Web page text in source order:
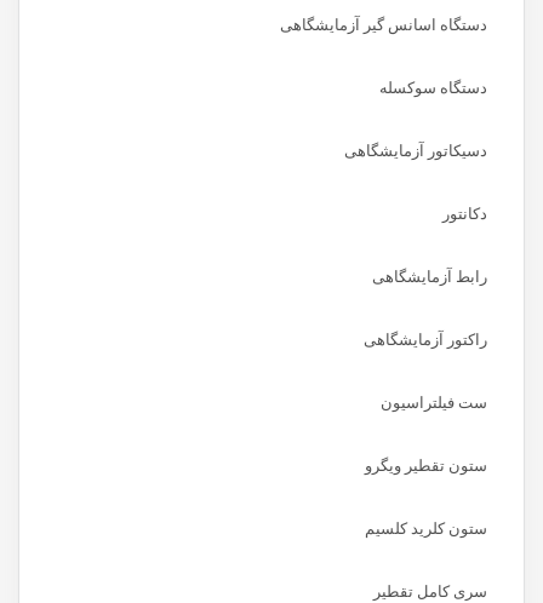
دستگاه اسانس گیر آزمایشگاهی
دستگاه سوکسله
دسیکاتور آزمایشگاهی
دکانتور
رابط آزمایشگاهی
راکتور آزمایشگاهی
ست فیلتراسیون
ستون تقطیر ویگرو
ستون کلرید کلسیم
سری کامل تقطیر